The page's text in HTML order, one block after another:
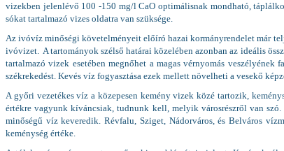
vizekben jelenlévő 100 -150 mg/l CaO optimálisnak mondható,
sókat tartalmazó vizes oldatra van szüksége.
Az ivóvíz minőségi követelményeit előíró hazai kormányrendelet már
ivóvizet. A tartományok szélső határai közelében azonban az ideális
tartalmazó vizek esetében megnőhet a magas vérnyomás
székrekedést. Kevés víz fogyasztása ezek mellett növelheti a vesekő
A győri vezetékes víz a közepesen kemény vizek közé tartozik,
értékre vagyunk kíváncsiak, tudnunk kell, melyik városrészről van
minőségű víz keveredik. Révfalu, Sziget, Nádorváros, és Belváros
keménység értéke.